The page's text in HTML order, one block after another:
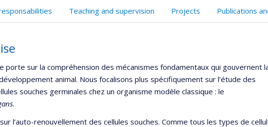
Teaching and supervision Projects Publications
porte sur la compréhension des mécanismes fondamentaux qui gouvernent
animal. Nous focalisons plus spécifiquement sur l’étude des
souches germinales chez un organisme modèle classique : le
.
l’auto-renouvellement des cellules souches. Comme tous les types de